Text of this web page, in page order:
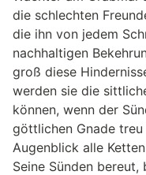
die schlechten
die ihn von jedem
nachhaltigen
groß diese
werden sie die
können, wenn der
göttlichen Gnade
Augenblick alle
Seine Sünden